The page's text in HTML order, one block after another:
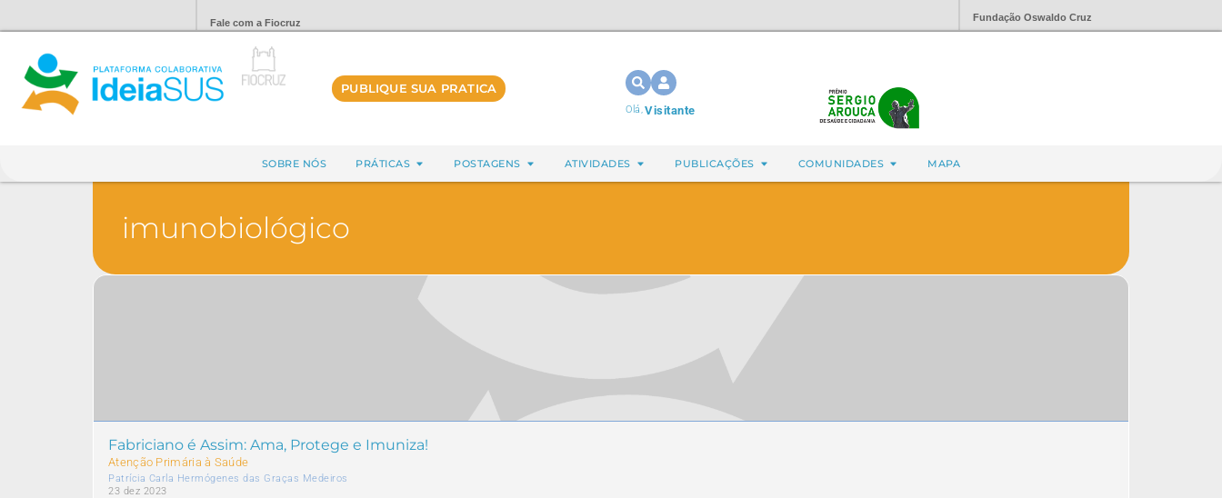
Fale com a Fiocruz Fundação Oswaldo Cruz
PUBLIQUE SUA PRATICA
Olá,Visitante
SOBRE NÓS PRÁTICAS POSTAGENS ATIVIDADES PUBLICAÇÕES COMUNIDADES MAPA
imunobiológico
Fabriciano é Assim: Ama, Protege e Imuniza!
Atenção Primária à Saúde
Patrícia Carla Hermógenes das Graças Medeiros
23 dez 2023